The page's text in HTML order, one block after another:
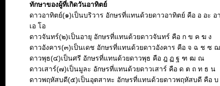
ทักษาของผู้ที่เกิดวันอาทิตย์
ดาวอาทิตย์(๑)เป็นบริวาร อักษรที่แทนด้วยดาวอาทิตย์ คือ อ อะ อ
เอ โอ
ดาวจันทร์(๒)เป็นอายุ อักษรที่แทนด้วยดาวจันทร์ คือ ก ข ค ฆ ง
ดาวอังคาร(๓)เป็นเดช อักษรที่แทนด้วยดาวอังคาร คือ จ ฉ ช ซ
ดาวพุธ(๔)เป็นศรี อักษรที่แทนด้วยดาวพุธ คือ ฎ ฏ ฐ ฑ ฒ ณ
ดาวเสาร์(๗)เป็นมูละ อักษรที่แทนด้วยดาวเสาร์ คือ ด ต ถ ท ธ น
ดาวพฤหัสบดี(๕)เป็นอุตสาหะ อักษรที่แทนด้วยดาวพฤหัสบดี คือ บ